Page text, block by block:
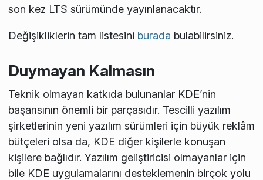
son kez LTS sürümünde yayınlanacaktır.
Değişikliklerin tam listesini burada bulabilirsiniz.
Duymayan Kalmasın
Teknik olmayan katkıda bulunanlar KDE’nin
başarısının önemli bir parçasıdır. Tescilli yazılım
şirketlerinin yeni yazılım sürümleri için büyük reklâm
bütçeleri olsa da, KDE diğer kişilerle konuşan
kişilere bağlıdır. Yazılım geliştiricisi olmayanlar için
bile KDE uygulamalarını desteklemenin birçok yolu